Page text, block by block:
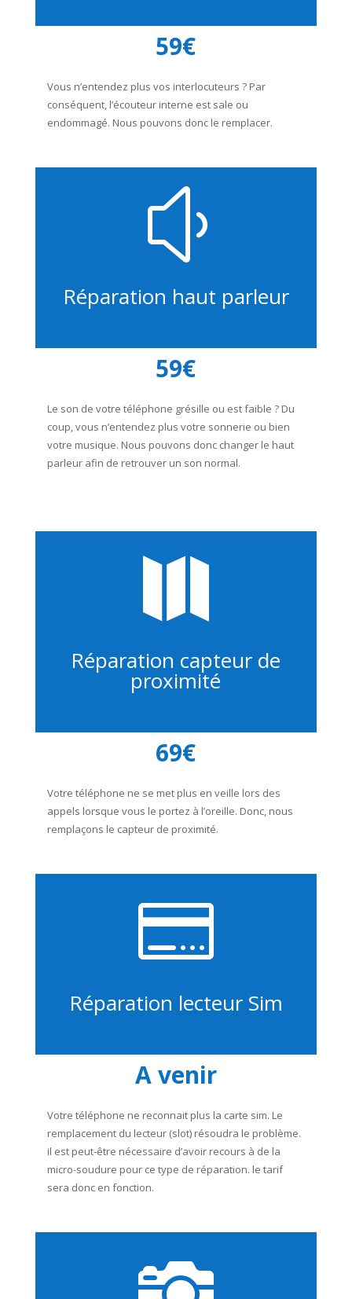
59€
Vous n’entendez plus vos interlocuteurs ? Par
conséquent, l’écouteur interne est sale ou
endommagé. Nous pouvons donc le remplacer.
y
Réparation haut parleur
59€
Le son de votre téléphone grésille ou est faible ? Du
coup, vous n’entendez plus votre sonnerie ou bien
votre musique. Nous pouvons donc changer le haut
parleur afin de retrouver un son normal.

Réparation capteur de
proximité
69€
Votre téléphone ne se met plus en veille lors des
appels lorsque vous le portez à l’oreille. Donc, nous
remplaçons le capteur de proximité.

Réparation lecteur Sim
A venir
Votre téléphone ne reconnait plus la carte sim. Le
remplacement du lecteur (slot) résoudra le problème.
il est peut-être nécessaire d’avoir recours à de la
micro-soudure pour ce type de réparation. le tarif
sera donc en fonction.